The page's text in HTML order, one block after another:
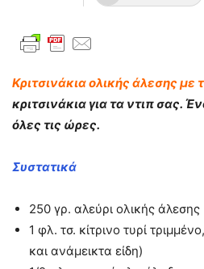
Κριτσινάκια ολικής άλεσης με
κριτσινάκια για τα ντιπ σας.
όλες τις ώρες.
Συστατικά
250 γρ. αλεύρι ολικής άλεσης
1 φλ. τσ. κίτρινο τυρί
και ανάμεικτα είδη)